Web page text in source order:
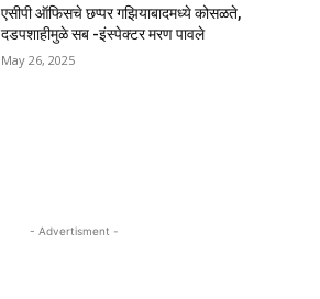
एसीपी ऑफिसचे छप्पर गझियाबादमध्ये कोसळते,
दडपशाहीमुळे सब -इंस्पेक्टर मरण पावले
May 26, 2025
- Advertisment -